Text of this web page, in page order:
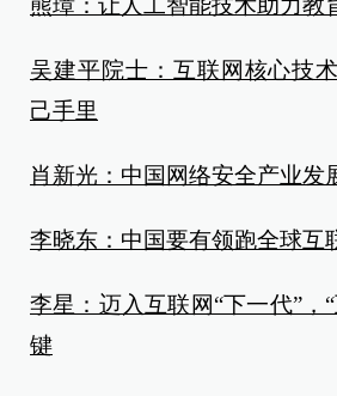
熊璋：让人工智能技术助力教
吴建平院士：互联网核心技
己手里
肖新光：中国网络安全产业发
李晓东：中国要有领跑全球互
李星：迈入互联网“下一代”，
键